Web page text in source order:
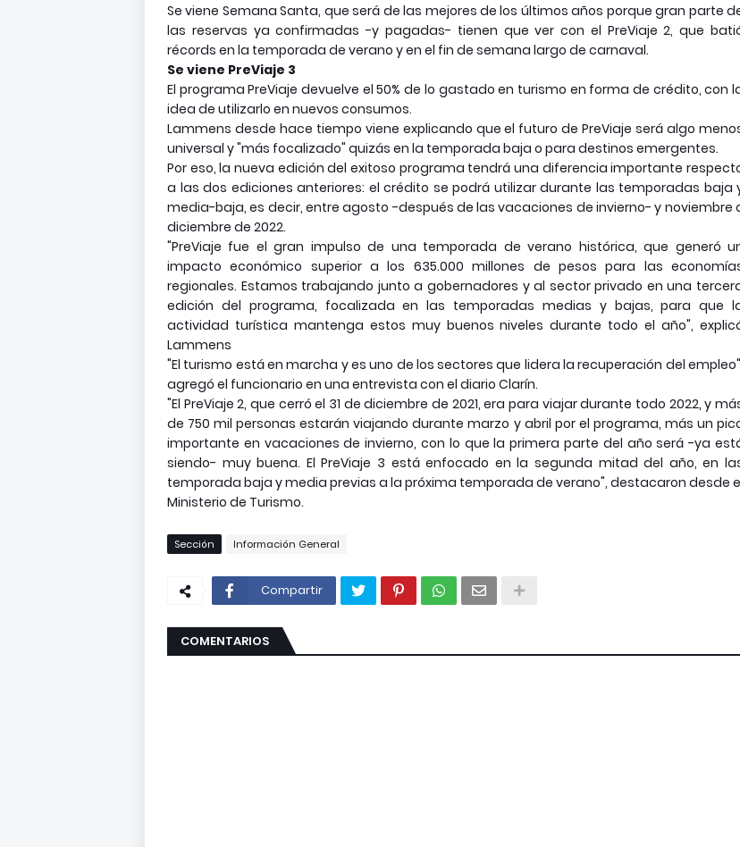
Se viene Semana Santa, que será de las mejores de los últimos años porque gran parte
las reservas ya confirmadas -y pagadas- tienen que ver con el PreViaje 2, que
récords en la temporada de verano y en el fin de semana largo de carnaval.
Se viene PreViaje 3
El programa PreViaje devuelve el 50% de lo gastado en turismo en forma de crédito, con
idea de utilizarlo en nuevos consumos.
Lammens desde hace tiempo viene explicando que el futuro de PreViaje será algo
universal y "más focalizado" quizás en la temporada baja o para destinos emergentes.
Por eso, la nueva edición del exitoso programa tendrá una diferencia importante
a las dos ediciones anteriores: el crédito se podrá utilizar durante las temporadas baja
media-baja, es decir, entre agosto -después de las vacaciones de invierno- y noviembre
diciembre de 2022.
"PreViaje fue el gran impulso de una temporada de verano histórica, que generó
impacto económico superior a los 635.000 millones de pesos para las
regionales. Estamos trabajando junto a gobernadores y al sector privado en una
edición del programa, focalizada en las temporadas medias y bajas, para que
actividad turística mantenga estos muy buenos niveles durante todo el año",
Lammens
"El turismo está en marcha y es uno de los sectores que lidera la recuperación del
agregó el funcionario en una entrevista con el diario Clarín.
"El PreViaje 2, que cerró el 31 de diciembre de 2021, era para viajar durante todo 2022, y
de 750 mil personas estarán viajando durante marzo y abril por el programa, más un
importante en vacaciones de invierno, con lo que la primera parte del año será -ya
siendo- muy buena. El PreViaje 3 está enfocado en la segunda mitad del año, en
temporada baja y media previas a la próxima temporada de verano", destacaron desde
Ministerio de Turismo.
Sección Información General
Compartir
COMENTARIOS